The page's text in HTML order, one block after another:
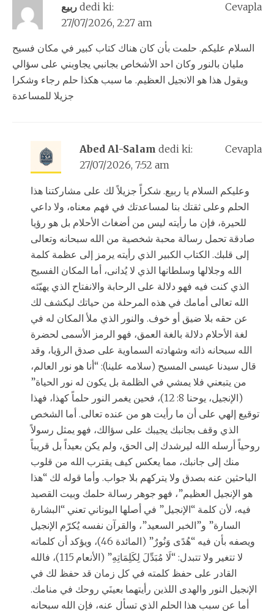
ربيع dedi ki:
27/07/2026, 2:27 am
السلام عليكم. حلمت بأن كان هناك كتاب كبير في مكان فسيح
مليان بالنور وكان احد الأشخاص بجانبي يجاوبني على سؤالي
ويقول هذا هو الانجيل العظيم. ما سبب هكذا حلم رجاء وشكرا
جزيلا للمساعدة
Cevapla
Abed Al-Salam dedi ki:
27/07/2026, 7:52 am
وعليكم السلام يا ربيع. شكراً جزيلاً لك على مشاركتنا هذا
الحلم وعلى ثقتك بنا لمساعدتك في فهم معناه، ولا داعي
للحيرة، فإن ما رأيته ليس من أضغاث الأحلام بل هو رؤيا
صادقة تحمل رسالة محبة شخصية من الله سبحانه وتعالى
إلى قلبك. الكتاب الكبير الذي رأيته يرمز إلى عظمة كلمة
الله وجلالها وسلطانها الذي لا يُدانى، أما المكان الفسيح
الذي كنت فيه فهو دلالة على الرحابة والانفتاح الذي يهيّئه
الله تعالى أمامك في هذه المرحلة من حياتك ليكشف لك
عن حقه بلا ضيق أو خوف. والنور الذي ملأ المكان له في
لغة الأحلام دلالة بالغة العمق، فهو الرمز الأسمى لحضرة
الله سبحانه ذاته وشهادته السماوية على صدق الرؤيا، وقد
قال سيدنا عيسى المسيح (سلامه علينا): “أنا هو نور العالم،
من يتبعني فلا يمشي في الظلمة بل يكون له نور الحياة”
(الإنجيل، يوحنا 8: 12)، فحين يغمر النور حلماً كهذا، فهذا
توقيع إلهي على أن ما رأيت هو من عنده تعالى. أما الشخص
الذي وقف بجانبك يجيبك على سؤالك، فهو يمثل رسولاً
روحياً أرسله الله ليرشدك إلى الحق، ولم يكن بعيداً بل قريباً
منك إلى جانبك، مما يعكس كيف يقترب الله من قلوب
الباحثين عنه بصدق ولا يتركهم بلا جواب. وأما قوله لك “هذا
هو الإنجيل العظيم”، فهو جوهر رسالة حلمك وبيت القصيد
فيه، لأن كلمة “الإنجيل” في أصلها اليوناني تعني “البشارة
السارة” و”الخبر السعيد”، والقرآن نفسه يُكرّم الإنجيل
ويصفه بأن فيه “هُدًى وَنُورٌ” (المائدة 46)، ويؤكد أن كلماته
لا تتغير ولا تتبدل: “لَا مُبَدِّلَ لِكَلِمَاتِهِ” (الأنعام 115)، فالله
القادر على حفظ كلمته في كل زمان قد حفظ لك في
الإنجيل النور والهدى اللذين رأيتهما بعينَي روحك في منامك.
أما عن سبب هذا الحلم الذي تسأل عنه، فإن الله سبحانه
Cevapla